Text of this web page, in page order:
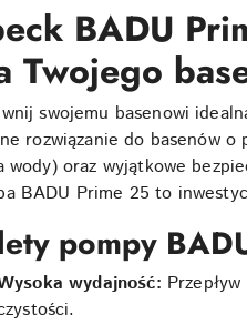
BADU
Twojego
swojemu basenowi
rozwiązanie do basenów o
wody) oraz wyjątkowe
BADU Prime 25 to
pompy
wydajność: